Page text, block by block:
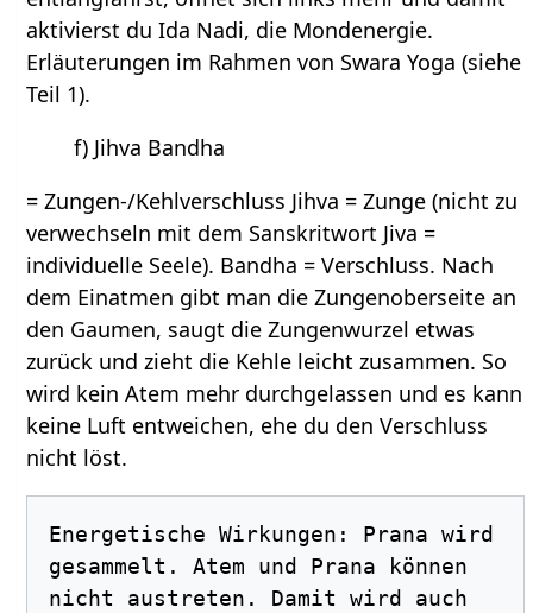
aktivierst du Ida Nadi, die Mondenergie.
Erläuterungen im Rahmen von Swara Yoga (siehe
Teil 1).
f) Jihva Bandha
= Zungen-/Kehlverschluss Jihva = Zunge (nicht zu
verwechseln mit dem Sanskritwort Jiva =
individuelle Seele). Bandha = Verschluss. Nach
dem Einatmen gibt man die Zungenoberseite an
den Gaumen, saugt die Zungenwurzel etwas
zurück und zieht die Kehle leicht zusammen. So
wird kein Atem mehr durchgelassen und es kann
keine Luft entweichen, ehe du den Verschluss
nicht löst.
Energetische Wirkungen: Prana wird
gesammelt. Atem und Prana können
nicht austreten. Damit wird auch